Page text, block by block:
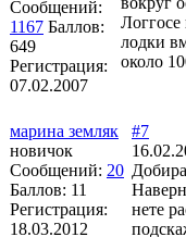
Сообщений:
1167 Баллов:
649
Регистрация:
07.02.2007
Логгосе
лодки
около
марина земляк
новичок
Сообщений: 20
Баллов: 11
Регистрация:
18.03.2012
#7
нете